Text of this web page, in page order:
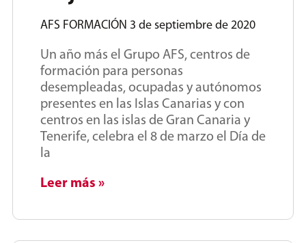
AFS FORMACIÓN 3 de septiembre de 2020
Un año más el Grupo AFS, centros de
formación para personas
desempleadas, ocupadas y autónomos
presentes en las Islas Canarias y con
centros en las islas de Gran Canaria y
Tenerife, celebra el 8 de marzo el Día de
la
Leer más »